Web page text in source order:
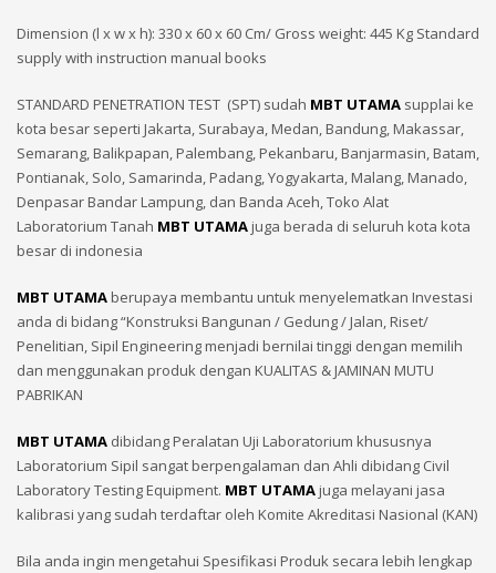
Dimension (l x w x h): 330 x 60 x 60 Cm/ Gross weight: 445 Kg Standard
supply with instruction manual books
STANDARD PENETRATION TEST (SPT) sudah MBT UTAMA supplai ke
kota besar seperti Jakarta, Surabaya, Medan, Bandung, Makassar,
Semarang, Balikpapan, Palembang, Pekanbaru, Banjarmasin, Batam,
Pontianak, Solo, Samarinda, Padang, Yogyakarta, Malang, Manado,
Denpasar Bandar Lampung, dan Banda Aceh, Toko Alat
Laboratorium Tanah MBT UTAMAjuga berada di seluruh kota kota
besar di indonesia
MBT UTAMAberupaya membantu untuk menyelematkan Investasi
anda di bidang “Konstruksi Bangunan / Gedung / Jalan, Riset/
Penelitian, Sipil Engineering menjadi bernilai tinggi dengan memilih
dan menggunakan produk dengan KUALITAS & JAMINAN MUTU
PABRIKAN
MBT UTAMA dibidang Peralatan Uji Laboratorium khususnya
Laboratorium Sipil sangat berpengalaman dan Ahli dibidang Civil
Laboratory Testing Equipment. MBT UTAMAjuga melayani jasa
kalibrasi yang sudah terdaftar oleh Komite Akreditasi Nasional (KAN)
Bila anda ingin mengetahui Spesifikasi Produk secara lebih lengkap